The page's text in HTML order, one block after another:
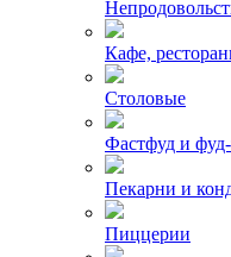
Кафе,
Столовые
Фастфуд и
Пекарни и
Пиццерии